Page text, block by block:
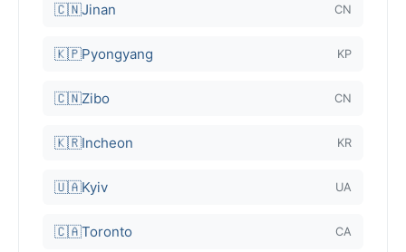
🇨🇳Jinan CN
🇰🇵Pyongyang KP
🇨🇳Zibo CN
🇰🇷Incheon KR
🇺🇦Kyiv UA
🇨🇦Toronto CA